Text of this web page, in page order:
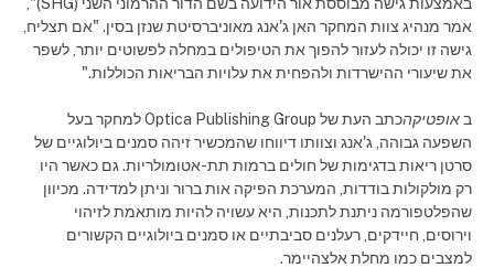
אמר מנהיג צוות המחקר האן ג'אנג מאוניברסיטת שנזן בסין. "אם תצליח,
גישה זו יכולה לעזור להפוך את הטיפולים במחלה לפשוטים יותר, לשפר
את שיעורי ההישרדות ולהפחית את עלויות הבריאות הכוללות."
באופטיקה
כתב העת של Optica Publishing Group למחקר בעל
השפעה גבוהה, ג'אנג וצוותו דיווחו שהמכשיר זיהה סמנים ביולוגיים של
סרטן ריאות בדגימות של חולים ברמות תת-אטומולריות. גם כאשר היו
רק מולקולות בודדות, המערכת הפיקה אות ברור וניתן למדידה. מכיוון
שהפלטפורמה ניתנת לתכנות, היא עשויה להיות מותאמת לזיהוי
וירוסים, חיידקים, רעלנים סביבתיים או סמנים ביולוגיים הקשורים
למצבים כמו מחלת אלצהיימר.